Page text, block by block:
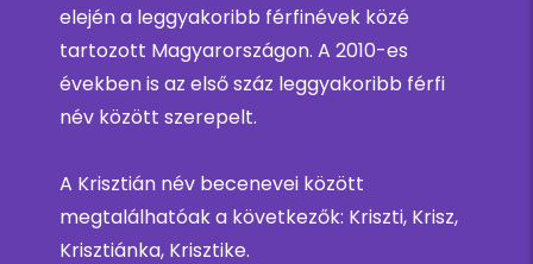
elején a leggyakoribb férfinévek közé
tartozott Magyarországon. A 2010-es
években is az első száz leggyakoribb férfi
név között szerepelt.
A Krisztián név becenevei között
megtalálhatóak a következők: Kriszti, Krisz,
Krisztiánka, Krisztike.